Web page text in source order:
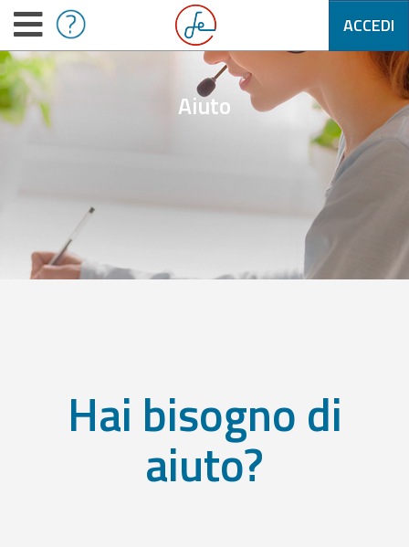
ACCEDI
Aiuto
Hai bisogno di
aiuto?